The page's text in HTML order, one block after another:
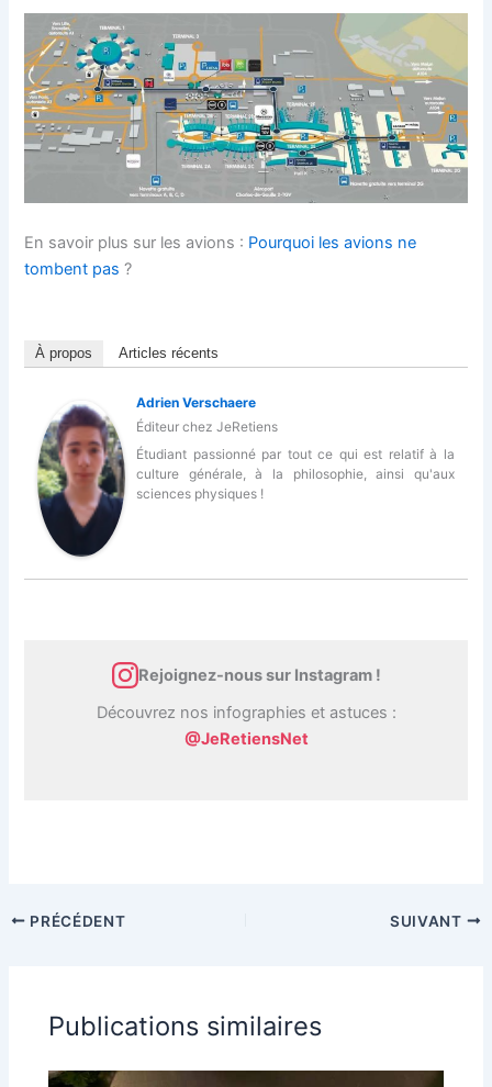
En savoir plus sur les avions : Pourquoi les avions ne
tombent pas ?
À propos Articles récents
Adrien Verschaere
Éditeur chezJeRetiens
Étudiant passionné par tout ce qui est relatif à la
culture générale, à la philosophie, ainsi qu'aux
sciences physiques !
Rejoignez-nous sur Instagram !
Découvrez nos infographies et astuces :
@JeRetiensNet
PRÉCÉDENT SUIVANT
Publications similaires